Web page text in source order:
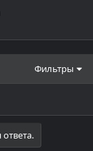
Фильтры